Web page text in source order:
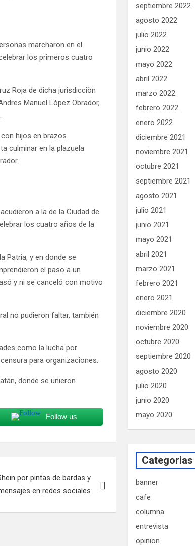
marcharon en el
los primeros cuatro
Roja de dicha jurisdicciòn
Manuel López Obrador,
hijos en brazos
culminar en la plazuela
a la de la Ciudad de
los cuatro años de la
Patria, y en donde se
el paso a un
y ni se canceló con motivo
no pudieron faltar, también
como la lucha por
para organizaciones.
donde se unieron
Follow us
por pintas de bardas y
en redes sociales
septiembre 2022
agosto 2022
julio 2022
junio 2022
mayo 2022
abril 2022
marzo 2022
febrero 2022
enero 2022
diciembre 2021
noviembre 2021
octubre 2021
septiembre 2021
agosto 2021
julio 2021
junio 2021
mayo 2021
abril 2021
marzo 2021
febrero 2021
enero 2021
diciembre 2020
noviembre 2020
octubre 2020
septiembre 2020
agosto 2020
julio 2020
junio 2020
mayo 2020
Categorias
banner
cafe
columna
entrevista
opinion